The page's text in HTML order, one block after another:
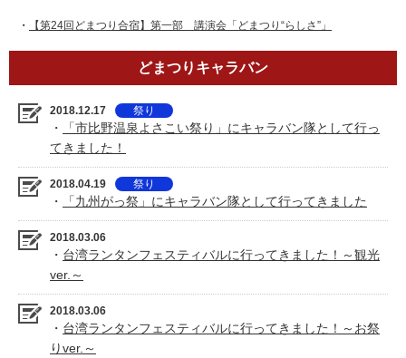
・ 【第24回どまつり合宿】第一部 講演会「どまつり“らしさ”」
どまつりキャラバン
2018.12.17 祭り
・
「市比野温泉よさこい祭り」にキャラバン隊として行っ
てきました！
2018.04.19 祭り
・ 「九州がっ祭」にキャラバン隊として行ってきました
2018.03.06
・ 台湾ランタンフェスティバルに行ってきました！～観光
ver.～
2018.03.06
・ 台湾ランタンフェスティバルに行ってきました！～お祭
りver.～